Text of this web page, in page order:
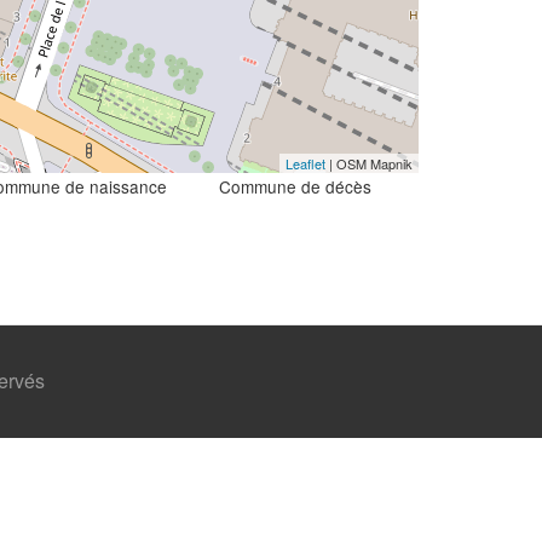
Leaflet | OSM Mapnik
de naissance Commune de décès